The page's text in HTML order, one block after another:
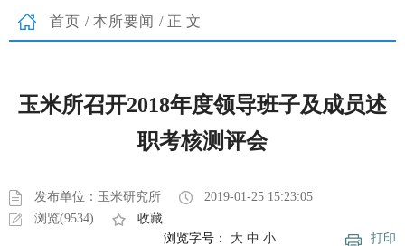
首页 / 本所要闻 /正文
玉米所召开2018年度领导班子及成员述
职考核测评会
发布单位：玉米研究所
2019-01-25 15:23:05
浏览(9534)
收藏
打印
浏览字号： 大 中 小